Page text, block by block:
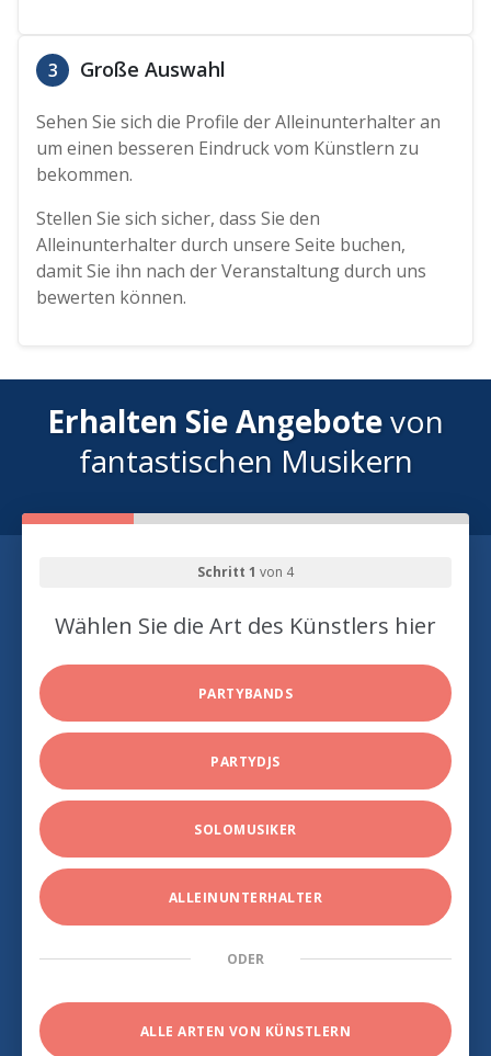
3 Große Auswahl
Sehen Sie sich die Profile der Alleinunterhalter an
um einen besseren Eindruck vom Künstlern zu
bekommen.
Stellen Sie sich sicher, dass Sie den
Alleinunterhalter durch unsere Seite buchen,
damit Sie ihn nach der Veranstaltung durch uns
bewerten können.
Erhalten Sie Angebotevon
fantastischen Musikern
Schritt 1 von 4
Wählen Sie die Art des Künstlers hier
PARTYBANDS
PARTYDJS
SOLOMUSIKER
ALLEINUNTERHALTER
ODER
ALLE ARTEN VON KÜNSTLERN